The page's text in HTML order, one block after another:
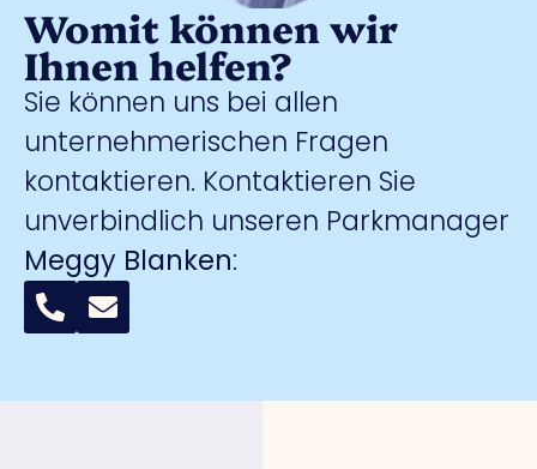
Womit können wir
Ihnen helfen?
Sie können uns bei allen
unternehmerischen Fragen
kontaktieren. Kontaktieren Sie
unverbindlich unseren Parkmanager
Meggy Blanken: